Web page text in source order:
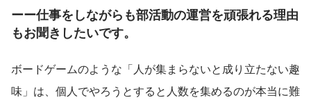
ーー仕事をしながらも部活動の運営を頑張れる理由
もお聞きしたいです。
ボードゲームのような「人が集まらないと成り立たない趣
味」は、個人でやろうとすると人数を集めるのが本当に難